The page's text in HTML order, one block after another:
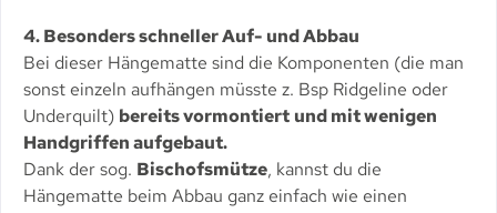
4. Besonders schneller Auf- und Abbau
Bei dieser Hängematte sind die Komponenten (die man
sonst einzeln aufhängen müsste z. Bsp Ridgeline oder
Underquilt) bereits vormontiert und mit wenigen
Handgriffen aufgebaut.
Dank der sog. Bischofsmütze, kannst du die
Hängematte beim Abbau ganz einfach wie einen